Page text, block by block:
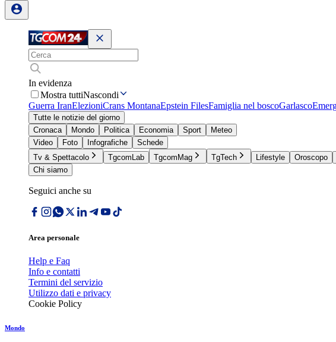
In evidenza
Mostra tuttiNascondi
Guerra IranElezioniCrans MontanaEpstein FilesFamiglia nel boscoGarlasco
Tutte le notizie del giorno
Cronaca
Mondo Politica Economia Sport
Meteo
Video
Foto Infografiche
Schede
Tv & Spettacolo
TgcomLab TgcomMag TgTech Lifestyle Oroscopo
Chi siamo
Seguici anche su
Area personale
Help e Faq
Info e contatti
Termini del servizio
Utilizzo dati e privacy
Cookie Policy
Mondo